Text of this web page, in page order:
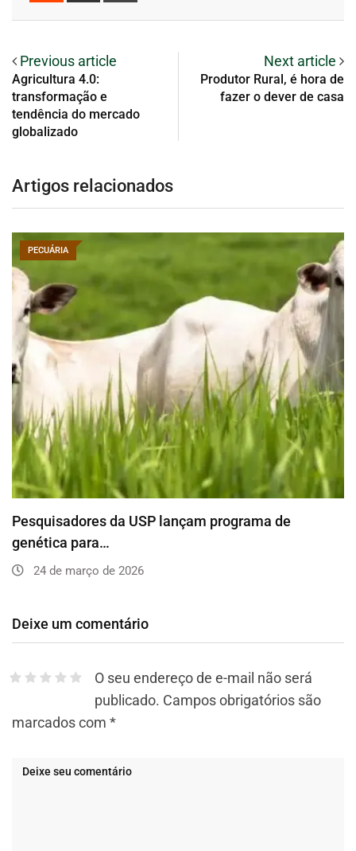
Previous article
Agricultura 4.0:
transformação e
tendência do mercado
globalizado
Next article
Produtor Rural, é hora de
fazer o dever de casa
Artigos relacionados
PECUÁRIA
Pesquisadores da USP lançam programa de
genética para…
24 de março de 2026
Deixe um comentário
O seu endereço de e-mail não será
publicado. Campos obrigatórios são
marcados com *